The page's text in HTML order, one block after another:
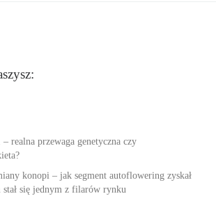
realna przewaga genetyczna czy
konopi – jak segment autoflowering zyskał
stał się jednym z filarów rynku